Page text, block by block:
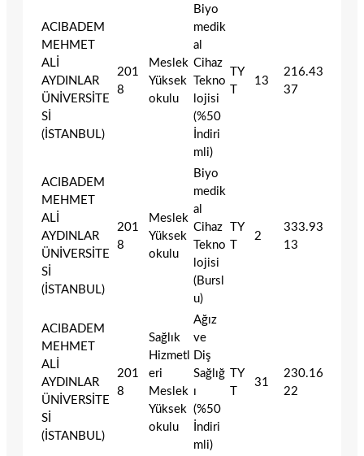
ACIBADEM
MEHMET
ALİ
AYDINLAR
ÜNİVERSİTE
Sİ
(İSTANBUL)
201
8
Meslek
Yüksek
okulu
Biyo
medik
al
Cihaz
Tekno
lojisi
(%50
İndiri
mli)
TY
T
13
216.43
37
ACIBADEM
MEHMET
ALİ
AYDINLAR
ÜNİVERSİTE
Sİ
(İSTANBUL)
201
8
Meslek
Yüksek
okulu
Biyo
medik
al
Cihaz
Tekno
lojisi
(Bursl
u)
TY
T
2
333.93
13
ACIBADEM
MEHMET
ALİ
AYDINLAR
ÜNİVERSİTE
Sİ
(İSTANBUL)
201
8
Sağlık
Hizmetl
eri
Meslek
Yüksek
okulu
Ağız
ve
Diş
Sağlığ
ı
(%50
İndiri
mli)
TY
T
31
230.16
22